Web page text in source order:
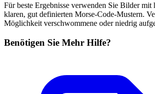
Für beste Ergebnisse verwenden Sie Bilder mit
klaren, gut definierten Morse-Code-Mustern.
Möglichkeit verschwommene oder niedrig
Benötigen Sie Mehr Hilfe?